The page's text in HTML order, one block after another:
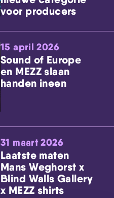
voor producers
15 april 2026
Sound of Europe
en MEZZ slaan
handen ineen
31 maart 2026
Laatste maten
Mans Weghorst x
Blind Walls Gallery
x MEZZ shirts